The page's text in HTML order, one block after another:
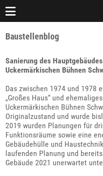
Baustellenblog
Sanierung des
Uckermärkischen Bühnen
Das zwischen 1974 und 1978
„Großes Haus“ und
Uckermärkischen Bühnen
Originalzustand und wurde
2019 wurden Planungen für
Funktionsräume sowie eine
Gebäudehülle und
laufenden Planung und
Gebäude 2021 unerwartet